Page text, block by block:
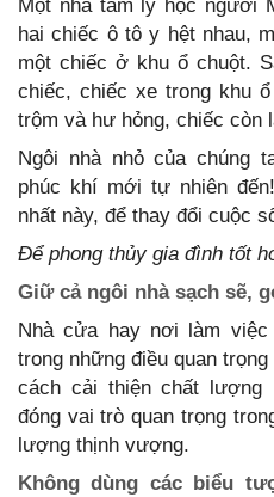
Một nhà tâm lý học người
hai chiếc ô tô y hệt nhau,
một chiếc ở khu ổ chuột.
chiếc, chiếc xe trong khu
trộm và hư hỏng, chiếc còn
Ngôi nhà nhỏ của chúng
phúc khí mới tự nhiên
nhất này, để thay đổi cuộc
Để phong thủy gia đình tốt
Giữ cả ngôi nhà sạch sẽ,
Nhà cửa hay nơi làm
trong những điều quan
cách cải thiện chất lượng
đóng vai trò quan trọng
lượng thịnh vượng.
Không dùng các biểu